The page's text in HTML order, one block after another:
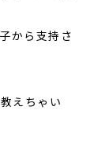
から支持さ
えちゃい